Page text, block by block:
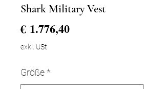
Shark Military Vest
€ 1.776,40Preis
exkl. USt
Größe*